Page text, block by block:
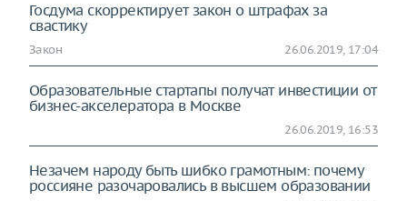
Госдума скорректирует закон о штрафах за
свастику
Закон 26.06.2019, 17:04
Образовательные стартапы получат инвестиции от
бизнес-акселератора в Москве
26.06.2019, 16:53
Незачем народу быть шибко грамотным: почему
россияне разочаровались в высшем образовании